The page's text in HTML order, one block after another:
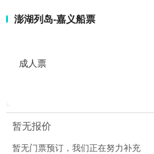
澎湖列岛-嘉义船票
成人票
暂无报价
暂无门票预订，我们正在努力补充